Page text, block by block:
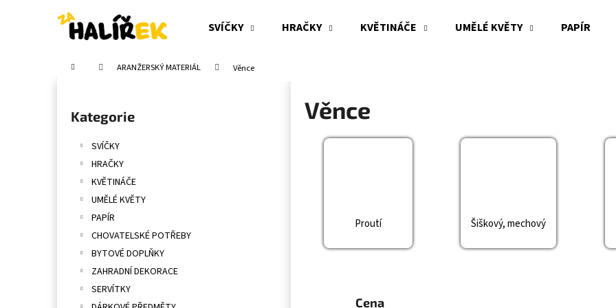
SVÍČKY HRAČKY KVĚTINÁČE UMĚLÉ KVĚTY PAPÍR
Domů ARANŽERSKÝ MATERIÁL Věnce
Přeskočit
kategorie
Kategorie
SVÍČKY
HRAČKY
KVĚTINÁČE
UMĚLÉ KVĚTY
PAPÍR
CHOVATELSKÉ POTŘEBY
BYTOVÉ DOPLŇKY
ZAHRADNÍ DEKORACE
SERVÍTKY
Věnce
Proutí Šiškový, mechový
Cena
Zpět
Zpět